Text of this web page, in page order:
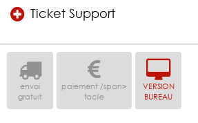
Ticket Support
envoi
gratuit
paiement /span>
facile
VERSION
BUREAU